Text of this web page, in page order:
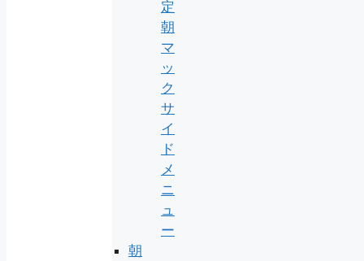
定
朝
マ
ッ
ク
サ
イ
ド
メ
ニ
ュ
ー
朝